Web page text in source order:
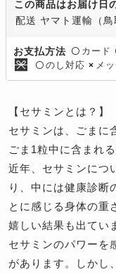
この商品はお届け日
配送 ヤマト運輸（鳥
お支払方法 〇 カード
〇 のし対応 × メ
【セサミンとは？】
セサミンは、ごまに
ごま1粒中に含まれ
近年、セサミンにつ
り、中には健康診断
とに感じる身体の重
嬉しい結果も出てい
セサミンのパワーを
があります。しかし